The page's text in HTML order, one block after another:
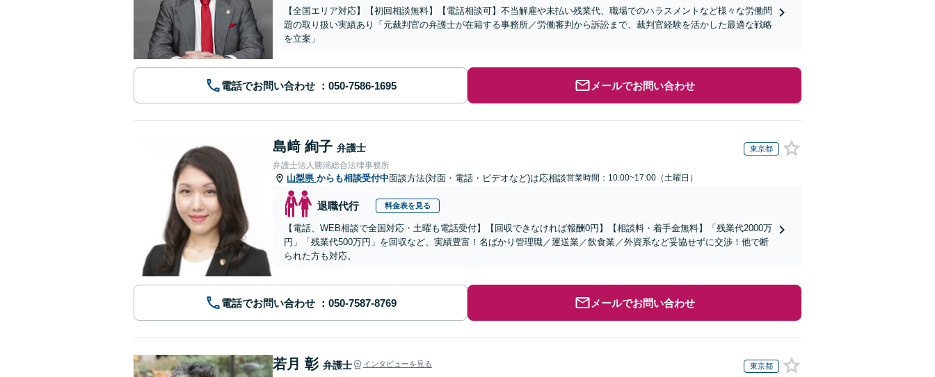
【全国エリア対応】【初回相談無料】【電話相談可】不当解雇や未払い残業代、職場でのハラスメントなど様々な労働問
題の取り扱い実績あり「元裁判官の弁護士が在籍する事務所／労働審判から訴訟まで、裁判官経験を活かした最適な戦略
を立案」
電話でお問い合わせ メールでお問い合わせ
島﨑 絢子 弁護士 東京都
弁護士法人勝浦総合法律事務所
山梨県 からも相談受付中面談方法(対面・電話・ビデオなど)は応相談営業時間：10:00~17:00（土曜日）
退職代行 料金表を見る
【電話、WEB相談で全国対応・土曜も電話受付】【回収できなければ報酬0円】【相談料・着手金無料】「残業代2000万
円」「残業代500万円」を回収など、実績豊富！名ばかり管理職／運送業／飲食業／外資系など妥協せずに交渉！他で断
られた方も対応。
電話でお問い合わせ メールでお問い合わせ
若月 彰 弁護士 インタビューを見る 東京都